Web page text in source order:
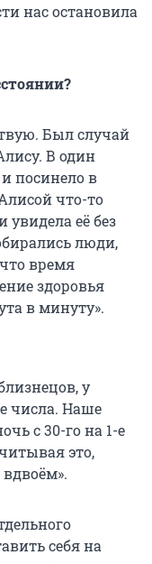
нас остановила
Был случай
В один
посинело в
что-то
её без
люди,
время
здоровья
в минуту».
у
числа. Наше
с 30-го на 1-е
это,
себя на